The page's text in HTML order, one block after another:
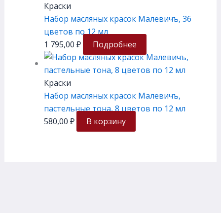
Краски
Набор масляных красок Малевичъ, 36
цветов по 12 мл
1 795,00 ₽ Подробнее
Краски
Набор масляных красок Малевичъ,
пастельные тона, 8 цветов по 12 мл
580,00 ₽ В корзину